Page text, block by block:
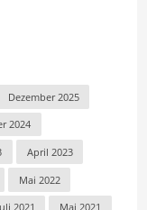
Dezember 2025
2024
April 2023
Mai 2022
2021 Mai 2021